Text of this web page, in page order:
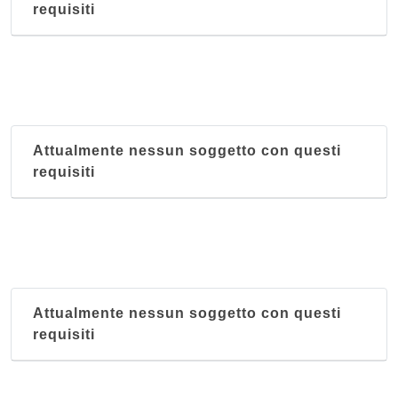
requisiti
Attualmente nessun soggetto con questi
requisiti
Attualmente nessun soggetto con questi
requisiti